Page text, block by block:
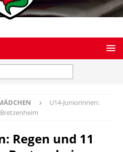
U14-Juniorinnen:
Regen und 11